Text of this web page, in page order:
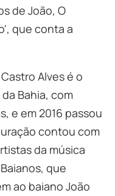
de João, O
que conta a
Alves é o
Bahia, com
e em 2016 passou
contou com
da música
que
ao baiano João